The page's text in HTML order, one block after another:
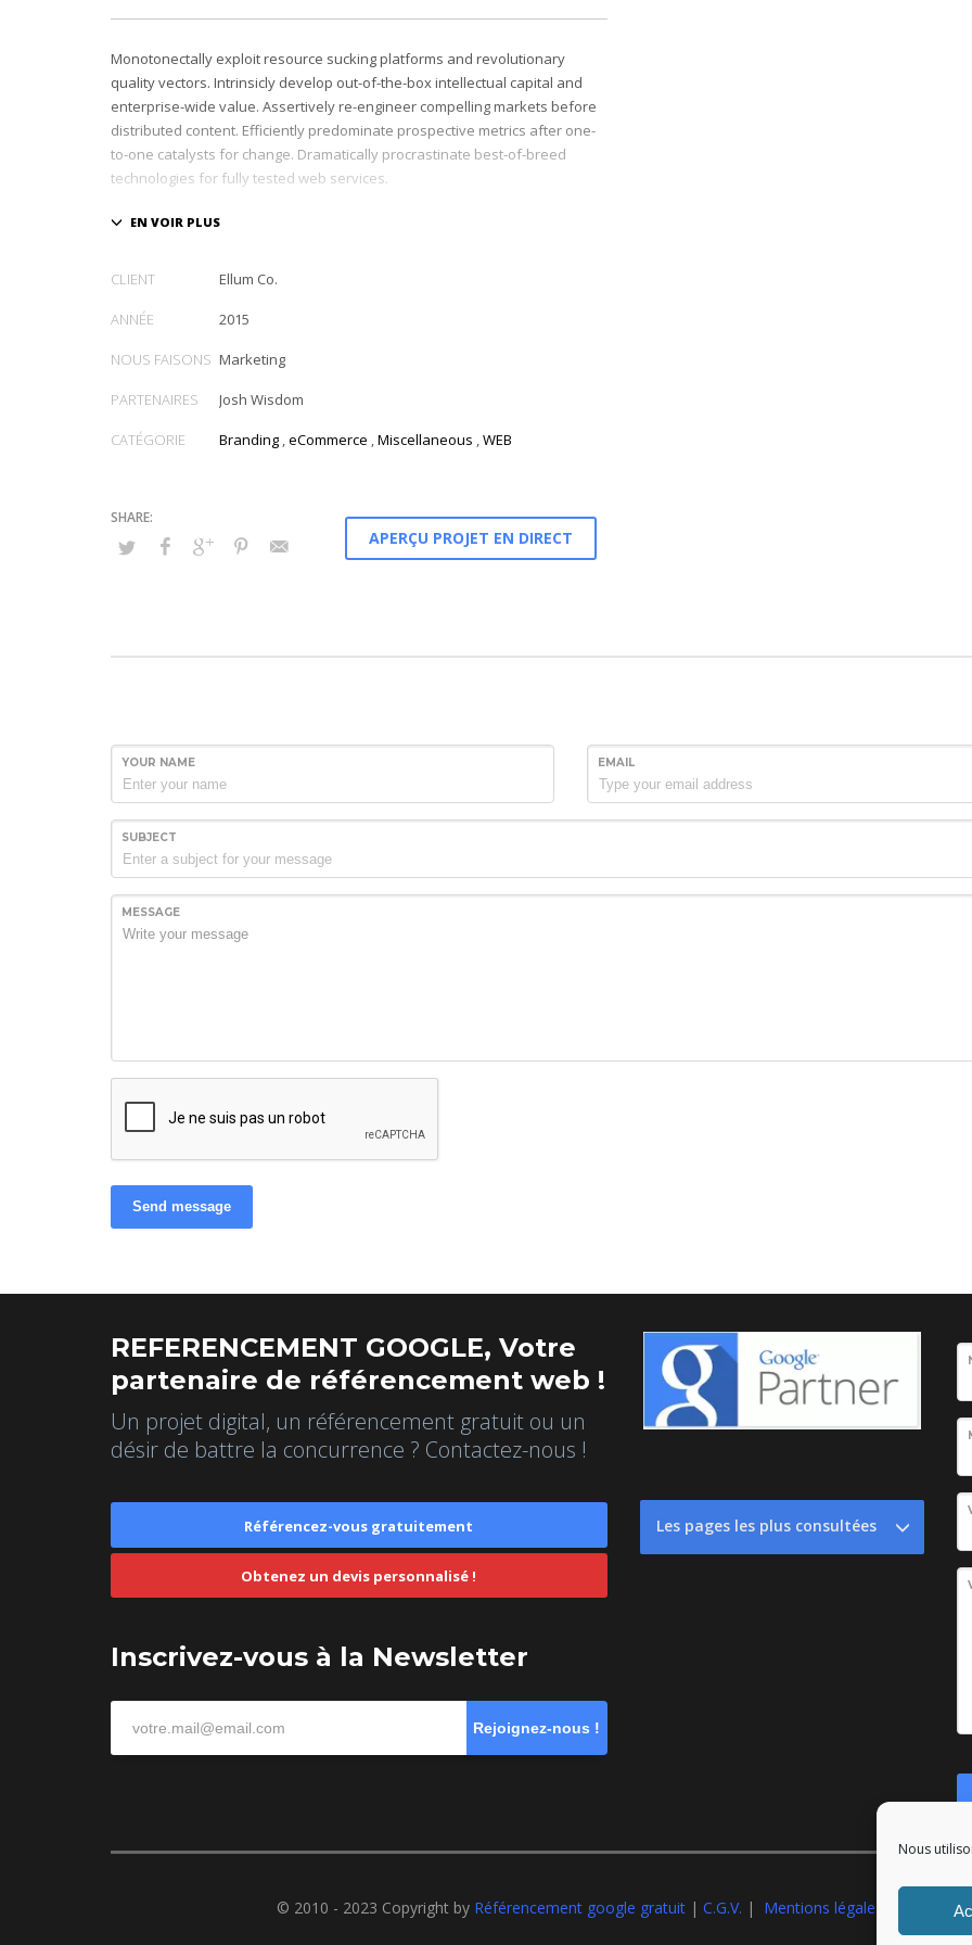
Nous
Monotonectally exploit resource sucking platforms and revolutionary
quality vectors. Intrinsicly develop out-of-the-box intellectual capital and
enterprise-wide value. Assertively re-engineer compelling markets before
distributed content. Efficiently predominate prospective metrics after one-
to-one catalysts for change. Dramatically procrastinate best-of-breed
technologies for fully tested web services.
Dramatically communicate focused expertise for reliable alignments.
Collaboratively build customized process.
CLIENT Ellum Co.
ANNÉE 2015
NOUS FAISONS Marketing
PARTENAIRES Josh Wisdom
CATÉGORIE Branding ,eCommerce ,Miscellaneous ,WEB
APERÇU PROJET EN DIRECT
YOUR NAME EMAIL
SUBJECT
MESSAGE
Send message
REFERENCEMENT GOOGLE, Votre
partenaire de référencement web !
Un projet digital, un référencement gratuit ou un
désir de battre la concurrence ? Contactez-nous !
Référencez-vous gratuitement
Obtenez un devis personnalisé !
Inscrivez-vous à la Newsletter
Rejoignez-nous !
Les pages les plus consultées
© 2010 - 2023 Copyright by Référencement google gratuit | C.G.V. | Mentions légales |All rights